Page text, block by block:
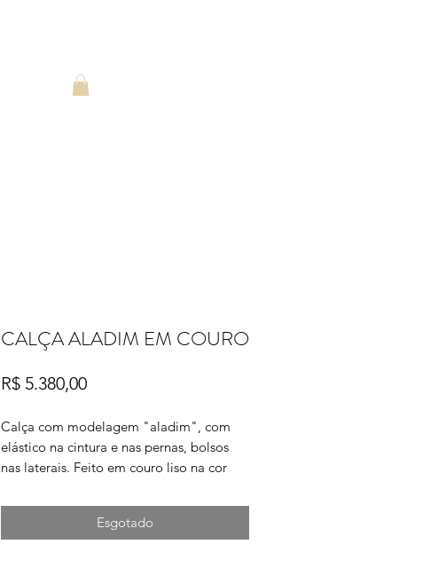
CALÇA ALADIM EM COURO
R$ 5.380,00Preço
Calça com modelagem "aladim", com
elástico na cintura e nas pernas, bolsos
nas laterais. Feito em couro liso na cor
Esgotado